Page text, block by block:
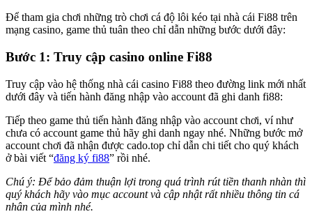
Để tham gia chơi những trò chơi cá độ lôi kéo tại nhà cái Fi88 trên
mạng casino, game thủ tuân theo chỉ dẫn những bước dưới đây:
Bước 1: Truy cập casino online Fi88
Truy cập vào hệ thống nhà cái casino Fi88 theo đường link mới nhất
dưới đây và tiến hành đăng nhập vào account đã ghi danh fi88:
Tiếp theo game thủ tiến hành đăng nhập vào account chơi, ví như
chưa có account game thủ hãy ghi danh ngay nhé. Những bước mở
account chơi đã nhận được cado.top chỉ dẫn chi tiết cho quý khách
ở bài viết “đăng ký fi88” rồi nhé.
Chú ý: Để bảo đảm thuận lợi trong quá trình rút tiền thanh nhàn thì
quý khách hãy vào mục account và cập nhật rất nhiều thông tin cá
nhân của mình nhé.